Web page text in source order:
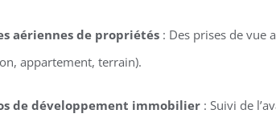
aériennes de propriétés: Des prises de vue
appartement, terrain).
de développement immobilier: Suivi de